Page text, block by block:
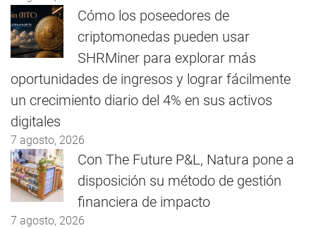
Cómo los poseedores de
criptomonedas pueden usar
SHRMiner para explorar más
oportunidades de ingresos y lograr fácilmente
un crecimiento diario del 4% en sus activos
digitales
7 agosto, 2026
Con The Future P&L, Natura pone a
disposición su método de gestión
financiera de impacto
7 agosto, 2026